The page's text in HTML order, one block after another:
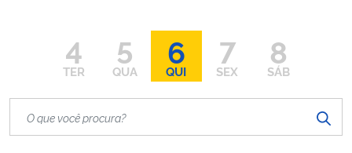
4
TER
5
QUA
6
QUI
7
SEX
8
SÁB